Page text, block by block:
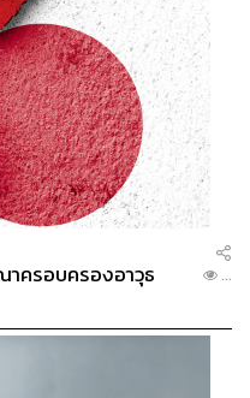
ครอบครองอาวุธ
...